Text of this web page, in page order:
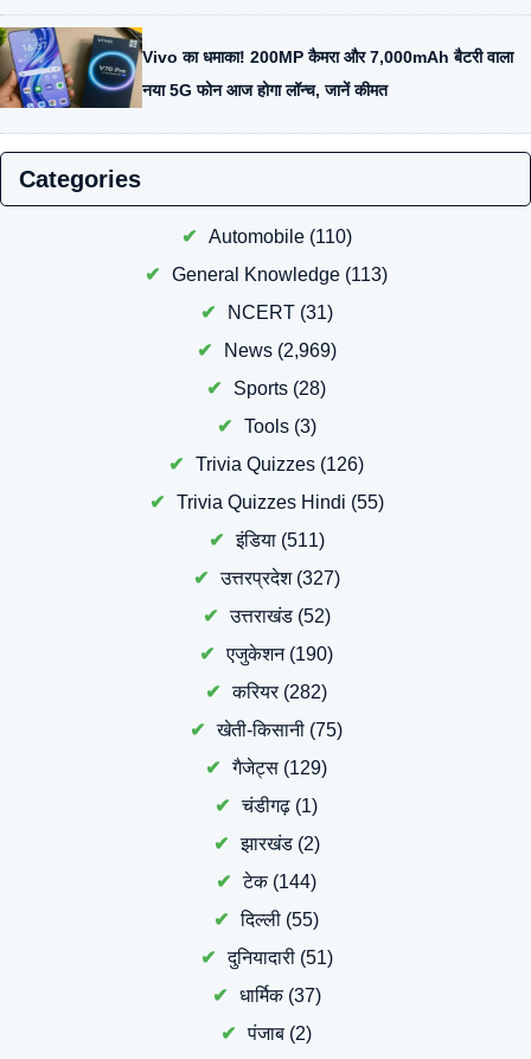
Vivo का धमाका! 200MP कैमरा और 7,000mAh बैटरी वाला
नया 5G फोन आज होगा लॉन्च, जानें कीमत
Categories
Automobile(110)
General Knowledge (113)
NCERT(31)
News(2,969)
Sports (28)
Tools(3)
Trivia Quizzes (126)
Trivia Quizzes Hindi (55)
इंडिया(511)
उत्तरप्रदेश(327)
उत्तराखंड(52)
एजुकेशन(190)
करियर(282)
खेती-किसानी (75)
गैजेट्स (129)
चंडीगढ़ (1)
झारखंड(2)
टेक(144)
दिल्ली (55)
दुनियादारी(51)
धार्मिक(37)
पंजाब (2)